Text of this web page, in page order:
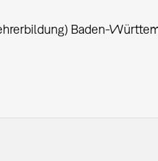
Baden-